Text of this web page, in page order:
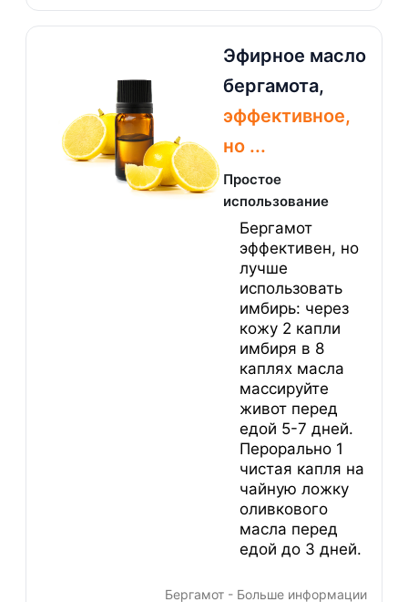
Эфирное масло
бергамота,
эффективное,
но ...
Простое
использование
Бергамот
эффективен, но
лучше
использовать
имбирь: через
кожу 2 капли
имбиря в 8
каплях масла
массируйте
живот перед
едой 5-7 дней.
Перорально 1
чистая капля на
чайную ложку
оливкового
масла перед
едой до 3 дней.
Бергамот - Больше информации